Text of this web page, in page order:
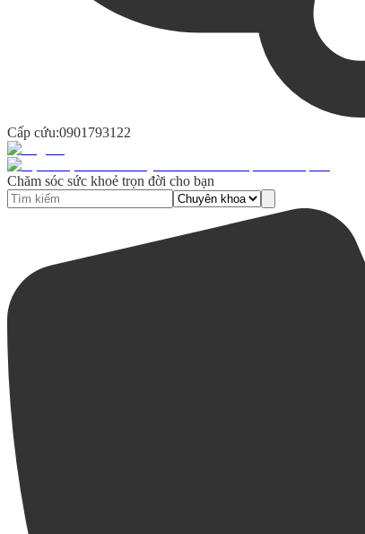
Cấp cứu:0901793122
Chăm sóc sức khoẻ trọn đời cho bạn